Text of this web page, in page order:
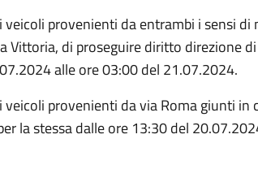
provenienti da entrambi i sensi di
Vittoria, di proseguire diritto direzione
alle ore 03:00 del 21.07.2024.
provenienti da via Roma giunti in
la stessa dalle ore 13:30 del